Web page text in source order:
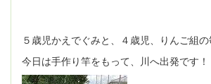
５歳児かえでぐみと、４歳児、りんご組
今日は手作り竿をもって、川へ出発です！